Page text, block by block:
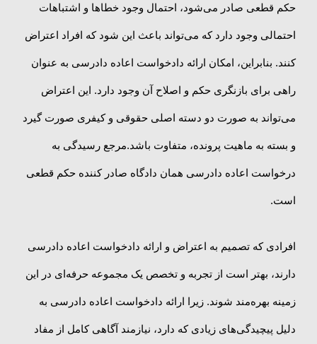
حکم قطعی صادر می‌شود، احتمال وجود خطاها و اشتباهات
احتمالی وجود دارد که می‌تواند باعث این شود که افراد اعتراض
کنند. بنابراین، امکان ارائه دادخواست اعاده دادرسی به عنوان
راهی برای بازنگری حکم و اصلاح آن وجود دارد. این اعتراض
می‌تواند به صورت دو دسته اصلی حقوقی و کیفری صورت گیرد
و بسته به ماهیت پرونده، متفاوت باشد.مرجع رسیدگی به
درخواست اعاده دادرسی همان دادگاه صادر کننده حکم قطعی
است.
افرادی که تصمیم به اعتراض و ارائه دادخواست اعاده دادرسی
دارند، بهتر است از تجربه و تخصص یک مجموعه حرفه‌ای در این
زمینه بهره‌مند شوند. زیرا ارائه دادخواست اعاده دادرسی به
دلیل پیچیدگی‌های زیادی که دارد، نیازمند آگاهی کامل از مفاد